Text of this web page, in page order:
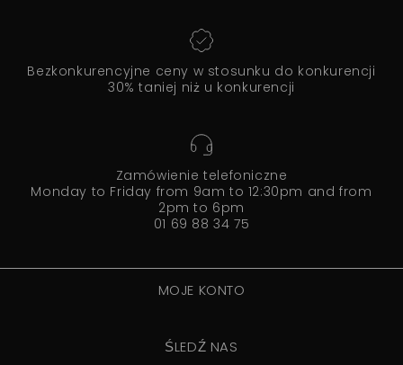
Bezkonkurencyjne ceny w stosunku do konkurencji
30% taniej niż u konkurencji
Zamówienie telefoniczne
Monday to Friday from 9am to 12:30pm and from
2pm to 6pm
01 69 88 34 75
MOJE KONTO
ŚLEDŹ NAS